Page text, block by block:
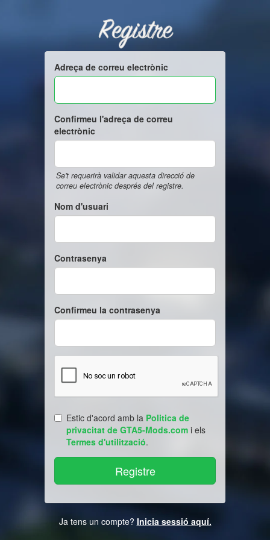
Registre
Adreça de correu electrònic
Confirmeu l'adreça de correu
electrònic
Se't requerirà validar aquesta direcció de
correu electrònic després del registre.
Nom d'usuari
Contrasenya
Confirmeu la contrasenya
Estic d'acord amb la Politica de
privacitat de GTA5-Mods.com i els
Termes d'utilització.
Ja tens un compte? Inicia sessió aquí.